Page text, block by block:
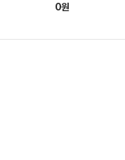
0원